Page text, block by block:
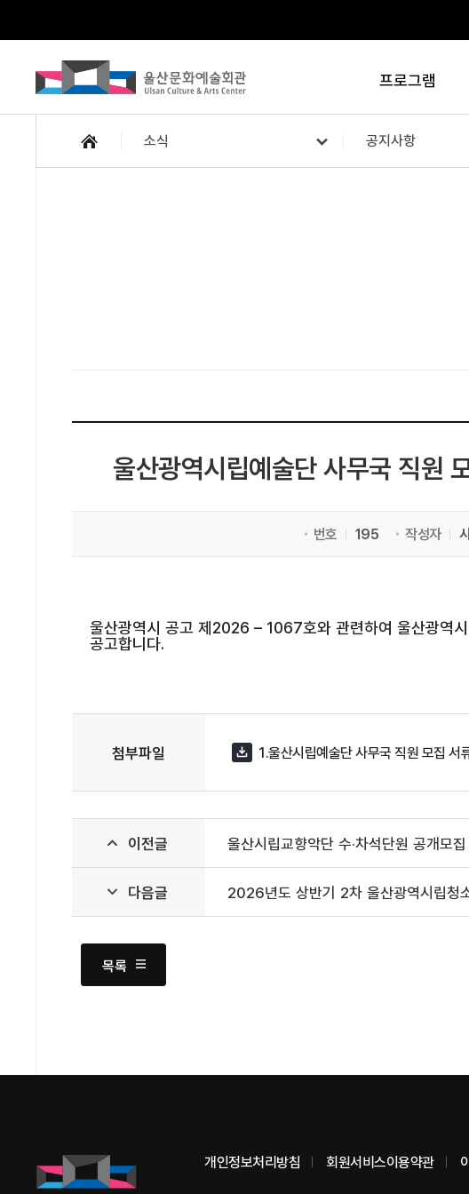
프로그램
소식 공지사항
울산광역시립예술단 사무국 직원
번호 195 작성자
울산광역시 공고 제2026 – 1067호와 관련하여 울산광역
공고합니다.
첨부파일 1.울산시립예술단 사무국 직원 모집
이전글 울산시립교향악단 수·차석단원 공개모
다음글 2026년도 상반기 2차 울산광역시립청
목록
개인정보처리방침 회원서비스이용약관